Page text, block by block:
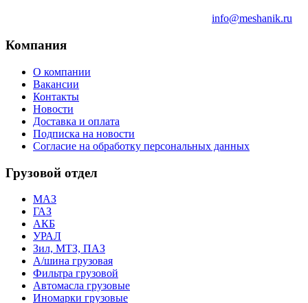
info@meshanik.ru
Компания
О компании
Вакансии
Контакты
Новости
Доставка и оплата
Подписка на новости
Согласие на обработку персональных данных
Грузовой отдел
МАЗ
ГАЗ
АКБ
УРАЛ
Зил, МТЗ, ПАЗ
А/шина грузовая
Фильтра грузовой
Автомасла грузовые
Иномарки грузовые